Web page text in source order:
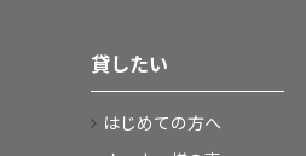
貸したい
はじめての方へ